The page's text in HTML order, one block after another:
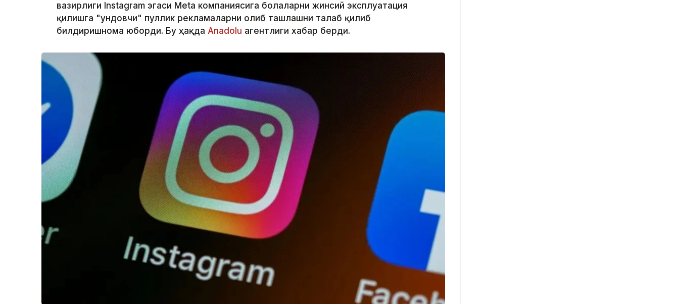
вазирлиги Instagram эгаси Меtа компаниясига болаларни жинсий эксплуатация
қилишга "ундовчи" пуллик рекламаларни олиб ташлашни талаб қилиб
билдиришнома юборди. Бу ҳақда Аnadolu агентлиги хабар берди.